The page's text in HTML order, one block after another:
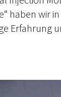
haben wir
Erfahrung